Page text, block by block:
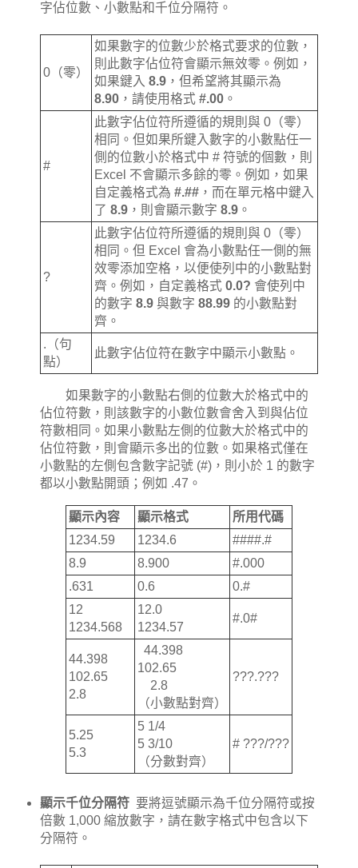
字佔位數、小數點和千位分隔符。
0（零）
如果數字的位數少於格式要求的位數，
則此數字佔位符會顯示無效零。例如，
如果鍵入 8.9 ，但希望將其顯示為
8.90 ，請使用格式 #.00 。
#
此數字佔位符所遵循的規則與 0（零）
相同。但如果所鍵入數字的小數點任一
側的位數小於格式中 # 符號的個數，則
Excel 不會顯示多餘的零。例如，如果
自定義格式為 #.## ，而在單元格中鍵入
了 8.9 ，則會顯示數字 8.9 。
?
此數字佔位符所遵循的規則與 0（零）
相同。但 Excel 會為小數點任一側的無
效零添加空格，以便使列中的小數點對
齊。例如，自定義格式 0.0? 會使列中
的數字 8.9 與數字 88.99 的小數點對
齊。
.（句
點）
此數字佔位符在數字中顯示小數點。
如果數字的小數點右側的位數大於格式中的
佔位符數，則該數字的小數位數會舍入到與佔位
符數相同。如果小數點左側的位數大於格式中的
佔位符數，則會顯示多出的位數。如果格式僅在
小數點的左側包含數字記號 (#)，則小於 1 的數字
都以小數點開頭；例如 .47。
顯示內容 顯示格式
所用代碼
1234.59
1234.6
####.#
8.9
8.900
#.000
.631
0.6
0.#
12
1234.568
12.0
1234.57
#.0#
44.398
102.65
2.8
44.398
102.65
2.8
（小數點對齊）
???.???
5.25
5.3
5 1/4
5 3/10
（分數對齊）
# ???/???
顯示千位分隔符要將逗號顯示為千位分隔符或按
倍數 1,000 縮放數字，請在數字格式中包含以下
分隔符。